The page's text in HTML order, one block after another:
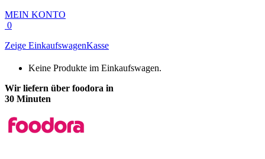
MEIN KONTO
0
Zeige EinkaufswagenKasse
Keine Produkte im Einkaufswagen.
Wir liefern über foodora in
30 Minuten